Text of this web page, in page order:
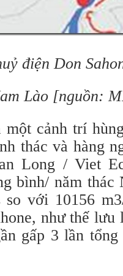
điện Don
Lào [nguồn:
cảnh trí
thác và hàng
Long / Viet
bình/ năm thác
với 10156
như thế
gấp 3 lần